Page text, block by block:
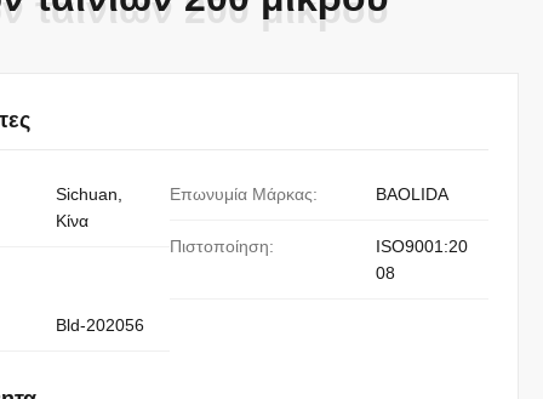
ταινιών 200 μικρού
Sichuan,
Κίνα
Επωνυμία Μάρκας: BAOLIDA
Πιστοποίηση:
ISO9001:20
08
Bld-202056